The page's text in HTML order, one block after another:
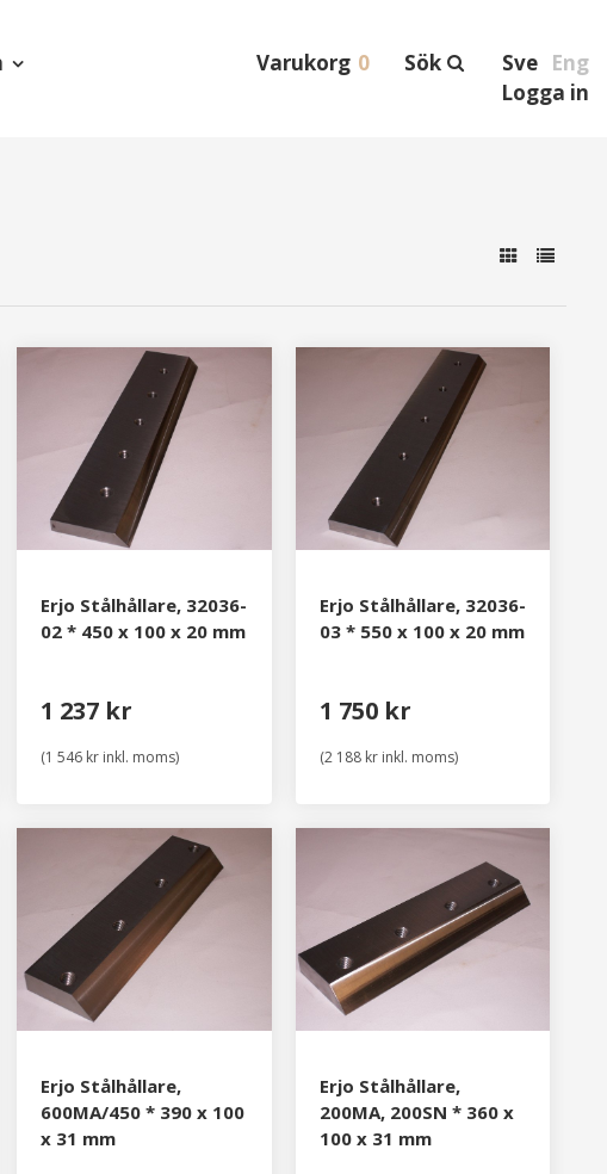
Sve Eng
Sök
Varukorg 0
Logga in
Erjo Stålhållare, 32036-
02 * 450 x 100 x 20 mm
1 237 kr
(1 546 kr inkl. moms)
Erjo Stålhållare, 32036-
03 * 550 x 100 x 20 mm
1 750 kr
(2 188 kr inkl. moms)
Erjo Stålhållare,
600MA/450 * 390 x 100
x 31 mm
Erjo Stålhållare,
200MA, 200SN * 360 x
100 x 31 mm